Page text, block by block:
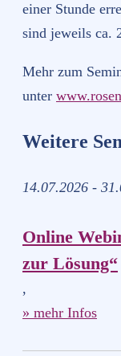
einer Stunde
sind jeweils ca.
Mehr zum
unter
Weitere
14.07.2026 -
Online
zur Lösung“
,
» mehr Infos